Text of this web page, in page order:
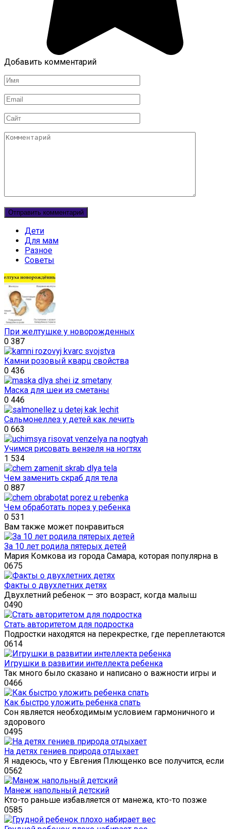
Добавить комментарий
Имя
Email
Сайт
Комментарий
Дети
Для мам
Разное
Советы
При желтушке у новорожденных
0 387
Камни розовый кварц свойства
0 436
Маска для шеи из сметаны
0 446
Сальмонеллез у детей как лечить
0 663
Учимся рисовать вензеля на ногтях
1 534
Чем заменить скраб для тела
0 887
Чем обработать порез у ребенка
0 531
Вам также может понравиться
За 10 лет родила пятерых детей
Мария Комкова из города Самара, которая популярна в
0675
Факты о двухлетних детях
Двухлетний ребенок — это возраст, когда малыш
0490
Стать авторитетом для подростка
Подростки находятся на перекрестке, где переплетаются
0614
Игрушки в развитии интеллекта ребенка
Так много было сказано и написано о важности игры и
0466
Как быстро уложить ребенка спать
Сон является необходимым условием гармоничного и
здорового
0495
На детях гениев природа отдыхает
Я надеюсь, что у Евгения Плющенко все получится, если
0562
Манеж напольный детский
Кто-то раньше избавляется от манежа, кто-то позже
0585